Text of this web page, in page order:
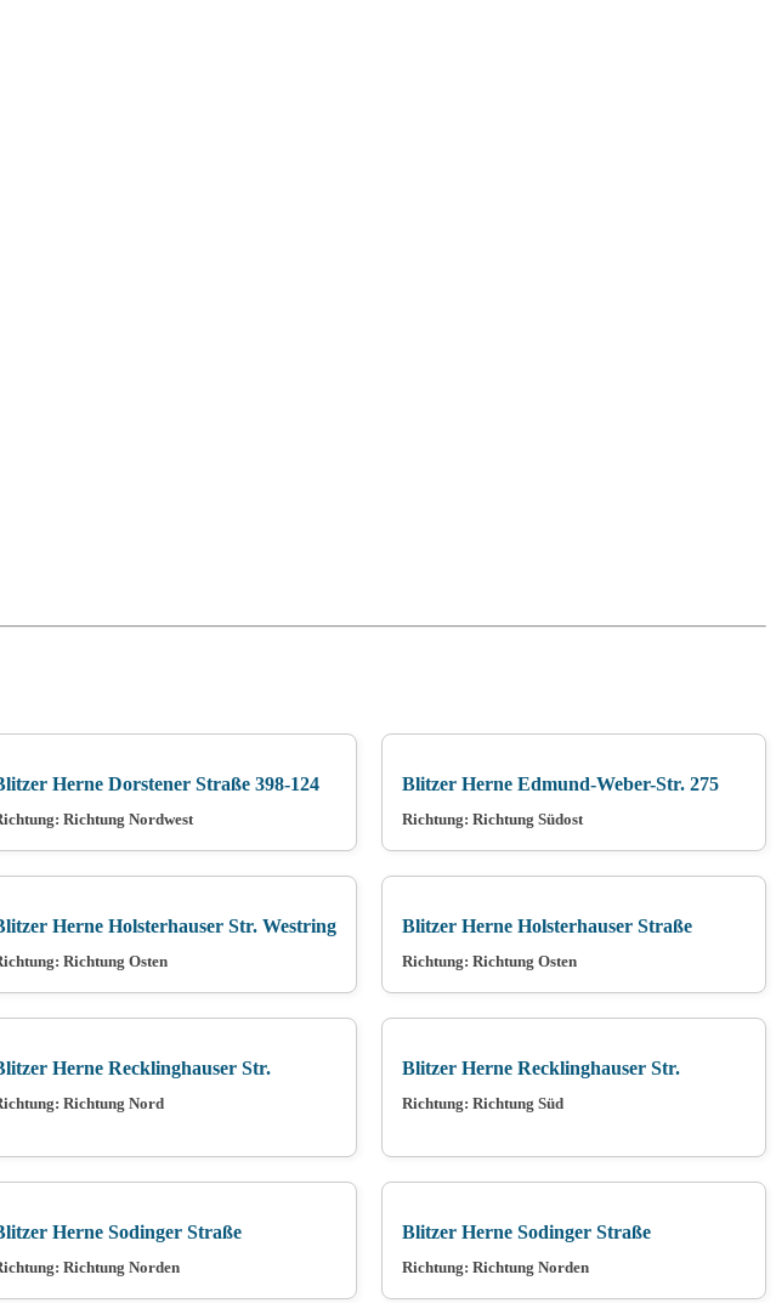
Herne Dorstener Straße 398-124
Richtung Nordwest
Blitzer Herne Edmund-Weber-Str. 275
Richtung: Richtung Südost
Herne Holsterhauser Str. Westring
Richtung Osten
Blitzer Herne Holsterhauser Straße
Richtung: Richtung Osten
Herne Recklinghauser Str.
Richtung Nord
Blitzer Herne Recklinghauser Str.
Richtung: Richtung Süd
Herne Sodinger Straße
Richtung Norden
Blitzer Herne Sodinger Straße
Richtung: Richtung Norden